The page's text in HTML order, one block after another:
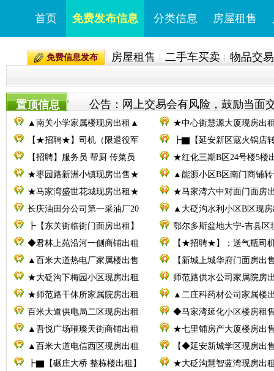
首页 免费发布信息 分类信息 房屋租售
免费信息发布 房屋租售 二手车买卖 物品交易
置顶信息 公告：网上交易会有风险，鼓励当面
▲南关小学家属楼现房出租▲
★中心街慧源大厦现房出
【★招聘★】司机（限退役军
┣▇【延安新区寇火锅店
【招聘】服务员 帮厨 传菜员
★红化三期B区24号楼5楼
★枣园路新洲小镇现房出售★
▲能源小区B区南门商铺
★马家湾盛世花城现房出租★
★马家湾六中对面门面房
长庆油田分公司第一采油厂20
▲大砭沟水利小区B区现
┣【东关街临街门面房出租】
鄂尔多斯盆地大宁-吉县区
◆君林上苑沿河一侧商铺出租
【★招聘★】：送气瓶司
▲百米大道热电厂家属楼出售
【新城上城华府门面房出
★大砭沟下梅园小区现房出租
师范路供水公司家属院房
★师范路干休所家属院房出租
▲二庄科药材公司家属楼
百米大道供电局二区现房出租
◆马家湾延化小区楼房租
▲吾悦广场璀璨天街商铺出租
★七里铺房产大厦楼房出
▲百米大道电信西区现房出租
【◆延安新城学区现房出
┣▇【碾庄大桥 整栋楼出租】
★大砭沟慧智蓝湾现房出